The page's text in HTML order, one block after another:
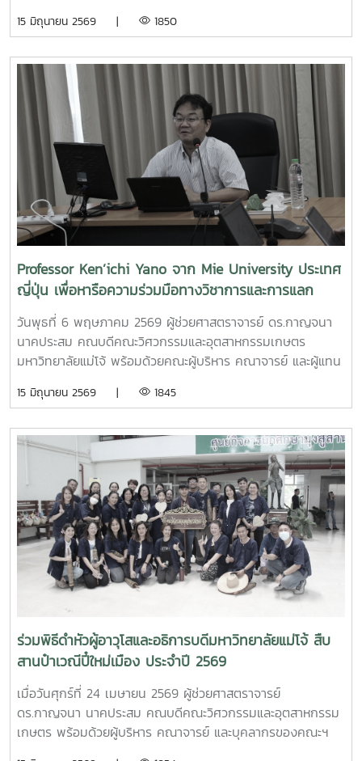
ไปคณะวิศวกรรมและอุตสาหกรรมเกษตร ขอร่วมชื่นชมและภาค
นักศึกษา ที่สามารถต่อยอดองค์ความรู้สู่การสร้างนวัตกรรมและ
การเป็นผู้ประกอบการแห่งอนาคตได้อย่างโดดเด่นCr:อุทยาน
วิทยาศาสตร์เทคโนโลยีเกษตรและอาหาร Maejo Agro Food
Park
(MAP)https://www.facebook.com/share/18ZhSJ8uJx/
ดร.พิไลวรรณ พรประสิทธ์ ผู้ช่วยคณบดีฝ่ายบริหารและเทคโนโลยี
หลักสูตรวิศวกรรมศาสตรบัณฑิต สาขาวิศวกรรมอาหารเข้าร่วม
การอบรมเชิงปฏิบัติการ "SIPOC Model กับการบริหารจัดการ
การดำเนินการตามเกณฑ์ EdPEx" ใน วันที่ 12-13 พฤษภาคม
2569 ที่โรงแรมยูนิมมาน โดย ได้รับเกียรติจาก "ผู้ช่วย
ศาสตราจารย์ ดร.สุภัทร พัฒน์วิชัยโชติ" คณะวิศวกรรมศาสตร์
มหาวิทยาลัยเกษตรศาสตร์ เป็นวิทยากรการอบรมครั้งนี้ช่วยส่ง
เสริมให้บุคลากรนำความรู้ที่ได้ ใช้ในการวิเคราะห์ วางระบบและ
เชื่อมโยงกระบวนการ เพื่อมุ่งสู่ความเป็นเลิศขององค์กร
15 มิถุนายน 2569 | 1850
Professor Ken’ichi Yano จาก Mie University ประเทศ
ญี่ปุ่น เพื่อหารือความร่วมมือทางวิชาการและการแลก
เปลี่ยนนักศึกษา
วันพุธที่ 6 พฤษภาคม 2569 ผู้ช่วยศาสตราจารย์ ดร.กาญจนา
นาคประสม คณบดีคณะวิศวกรรมและอุตสาหกรรมเกษตร
มหาวิทยาลัยแม่โจ้ พร้อมด้วยคณะผู้บริหาร คณาจารย์ และผู้แทน
วิทยาศาสตร์การอาหาร หลักสูตรระดับบัณฑิตศึกษา และคณะ
ศาสตราจารย์สาขาวิชาวิศวกรรมเครื่องกล และผู้ช่วยอธิการบดี
ด้านการพัฒนานักวิจัยรุ่นใหม่ จาก Mie University ประเทศ
ญี่ปุ่น ในโอกาสเดินทางมาเยี่ยมชมคณะฯ และหารือแนวทางความ
ร่วมมือทางวิชาการ ณ คณะวิศวกรรมและอุตสาหกรรมเกษตร
มหาวิทยาลัยแม่โจ้ในการนี้ ได้มีการนำเสนอวีดิทัศน์แนะนำ
มหาวิทยาลัยและคณะฯ พร้อมแลกเปลี่ยนแนวทางการสร้างความ
ร่วมมือด้านวิชาการ การวิจัย และการแลกเปลี่ยนนักศึกษาในระดับ
ปริญญาตรีและบัณฑิตศึกษา ระหว่างสองสถาบันProfessor
Ken’ichi Yano ได้นำเสนอผลงานวิจัยในหัวข้อ “Medical,
Welfare, and Care-support Robotics” และ “Automation
Engineering, Welfare Robots and Nursing Care
Systems” ซึ่งเกี่ยวข้องกับเทคโนโลยีหุ่นยนต์เพื่อการแพทย์ การ
ดูแลผู้สูงอายุ และระบบสนับสนุนงานด้านสวัสดิการและการ
พยาบาล รวมถึงการออกแบบและพัฒนาหุ่นยนต์สำหรับภารกิจ
เฉพาะ เช่น การเกษตร การช่วยเหลือผู้ประสบภัยและงานเสี่ยง
อันตรายอื่นๆนอกจากนี้ ผู้แทนจากหลักสูตรวิศวกรรมเกษตร
15 มิถุนายน 2569 | 1845
ร่วมพิธีดำหัวผู้อาวุโสและอธิการบดีมหาวิทยาลัยแม่โจ้ สืบ
สานป๋าเวณีปี๋ใหม่เมือง ประจำปี 2569
เมื่อวันศุกร์ที่ 24 เมษายน 2569 ผู้ช่วยศาสตราจารย์
ดร.กาญจนา นาคประสม คณบดีคณะวิศวกรรมและอุตสาหกรรม
เกษตร พร้อมด้วยผู้บริหาร คณาจารย์ และบุคลากรของคณะฯ